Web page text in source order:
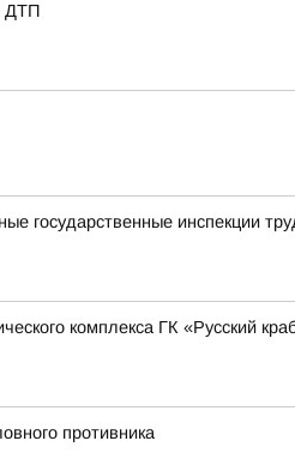
ДТП
государственные инспекции
комплекса ГК «Русский
противника